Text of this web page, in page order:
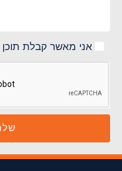
אני מאשר קבלת תוכן